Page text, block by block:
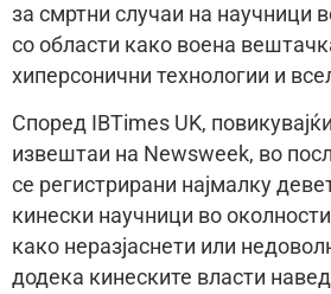
за смртни случаи на научници
со области како воена
хиперсонични технологии и
Според IBTimes UK,
извештаи на Newsweek, во
се регистрирани најмалку
кинески научници во
како неразјаснети или
додека кинеските власти